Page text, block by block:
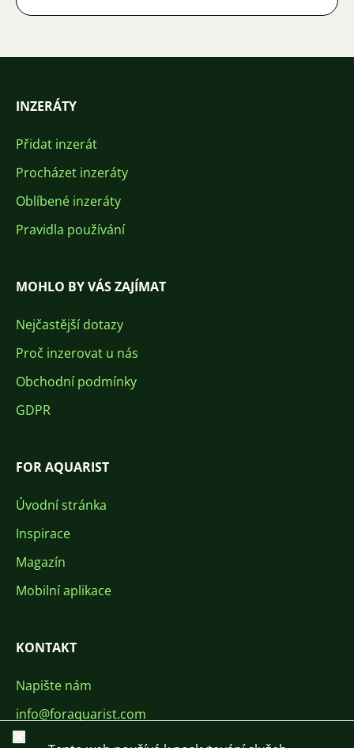
INZERÁTY
Přidat inzerát
Procházet inzeráty
Oblíbené inzeráty
Pravidla používání
MOHLO BY VÁS ZAJÍMAT
Nejčastější dotazy
Proč inzerovat u nás
Obchodní podmínky
GDPR
FOR AQUARIST
Úvodní stránka
Inspirace
Magazín
Mobilní aplikace
KONTAKT
Napište nám
info@foraquarist.com
+420 603 449 602
Zavřít